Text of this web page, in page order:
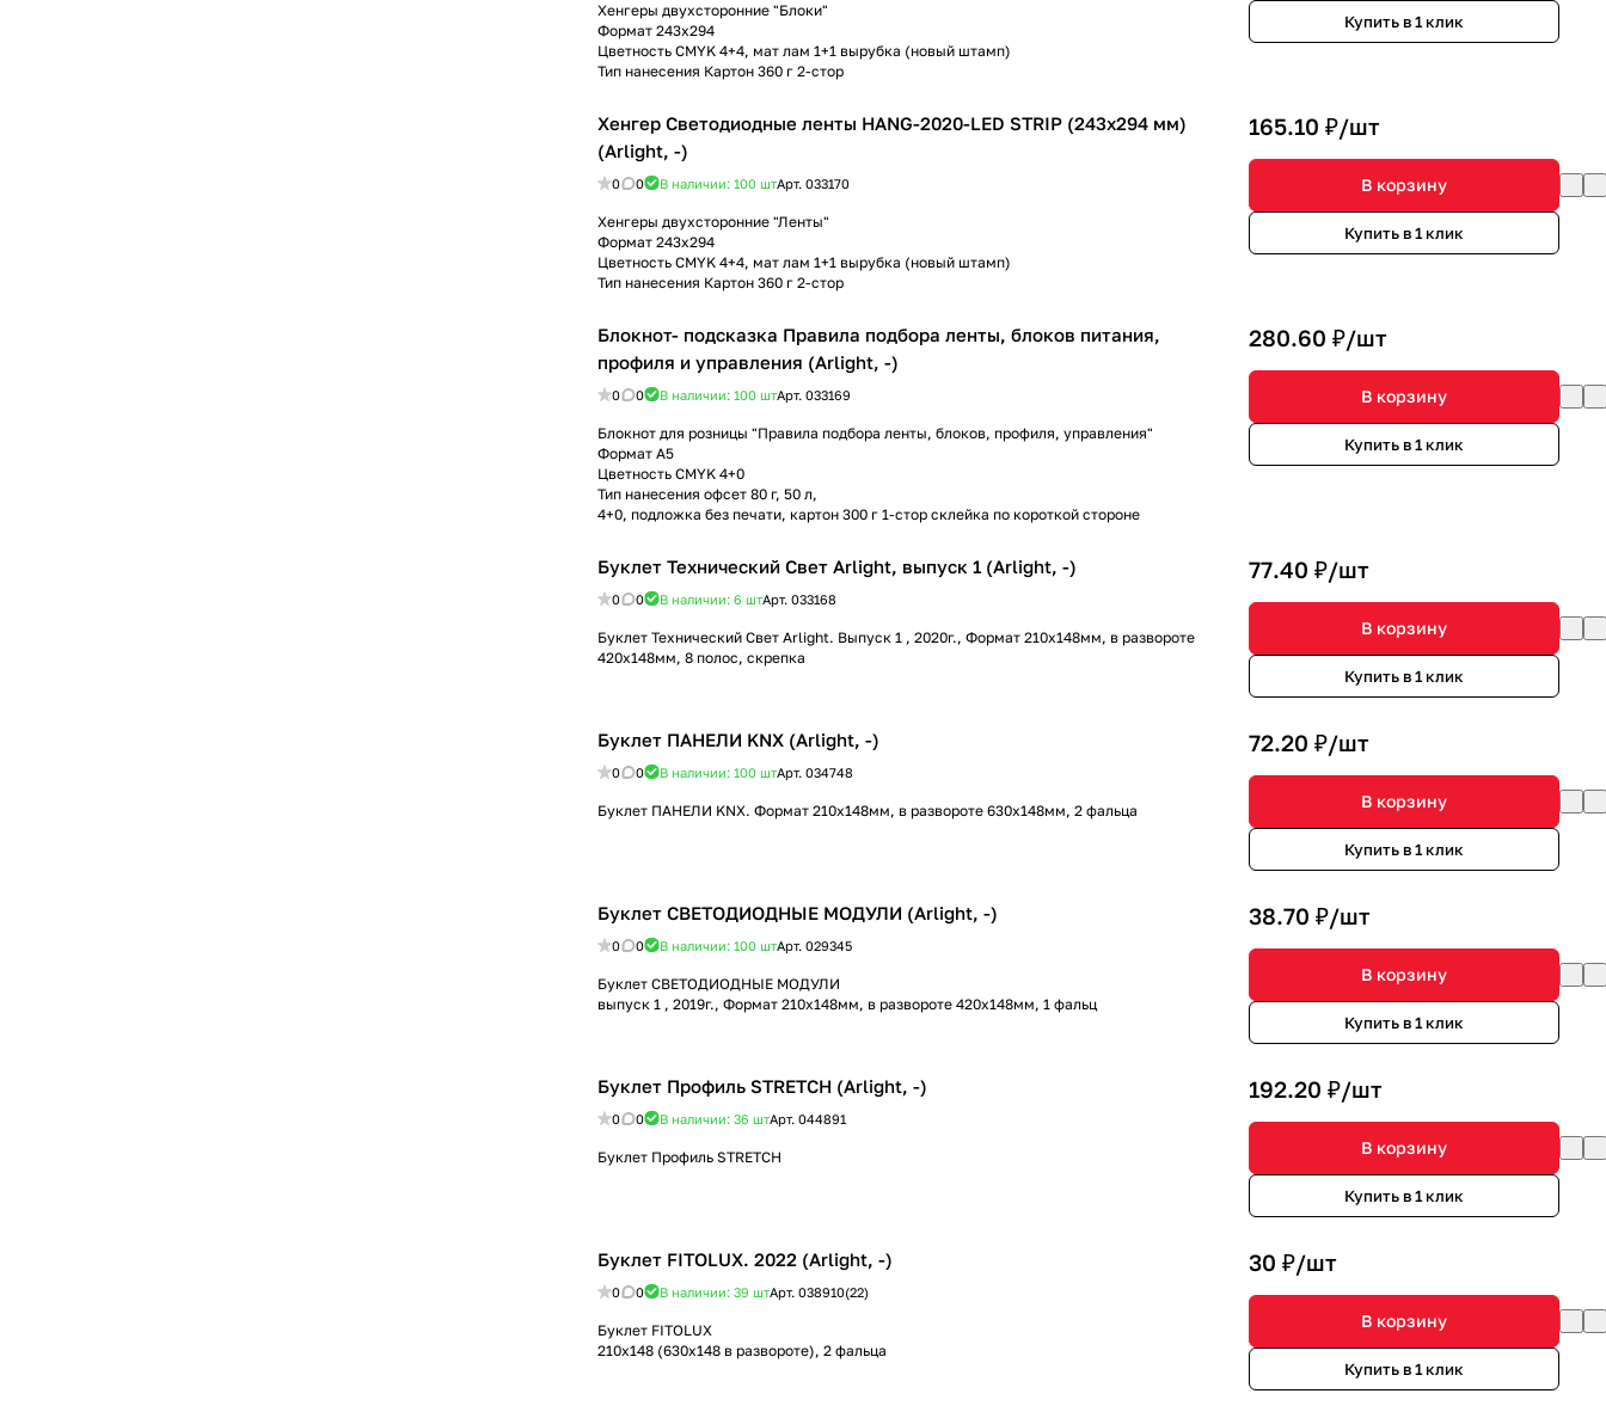
Хенгеры двухсторонние "Блоки"
Формат 243х294
Цветность CMYK 4+4, мат лам 1+1 вырубка (новый штамп)
Тип нанесения Картон 360 г 2-стор
Купить в 1 клик
Хенгер Светодиодные ленты HANG-2020-LED STRIP (243x294 мм)
(Arlight, -)
0 0 В наличии: 100 штАрт. 033170
Хенгеры двухсторонние "Ленты"
Формат 243х294
Цветность CMYK 4+4, мат лам 1+1 вырубка (новый штамп)
Тип нанесения Картон 360 г 2-стор
165.10 ₽/шт
В корзину
Купить в 1 клик
Блокнот- подсказка Правила подбора ленты, блоков питания,
профиля и управления (Arlight, -)
0 0 В наличии: 100 штАрт. 033169
Блокнот для розницы "Правила подбора ленты, блоков, профиля, управления"
Формат А5
Цветность CMYK 4+0
Тип нанесения офсет 80 г, 50 л,
4+0, подложка без печати, картон 300 г 1-стор склейка по короткой стороне
280.60 ₽/шт
В корзину
Купить в 1 клик
Буклет Технический Свет Arlight, выпуск 1 (Arlight, -)
0 0 В наличии: 6 штАрт. 033168
Буклет Технический Свет Arlight. Выпуск 1 , 2020г., Формат 210x148мм, в развороте
420x148мм, 8 полос, скрепка
77.40 ₽/шт
В корзину
Купить в 1 клик
Буклет ПАНЕЛИ KNX (Arlight, -)
0 0 В наличии: 100 штАрт. 034748
Буклет ПАНЕЛИ KNX. Формат 210x148мм, в развороте 630x148мм, 2 фальца
72.20 ₽/шт
В корзину
Купить в 1 клик
Буклет СВЕТОДИОДНЫЕ МОДУЛИ (Arlight, -)
0 0 В наличии: 100 штАрт. 029345
Буклет СВЕТОДИОДНЫЕ МОДУЛИ
выпуск 1 , 2019г., Формат 210x148мм, в развороте 420x148мм, 1 фальц
38.70 ₽/шт
В корзину
Купить в 1 клик
Буклет Профиль STRETCH (Arlight, -)
0 0 В наличии: 36 штАрт. 044891
Буклет Профиль STRETCH
192.20 ₽/шт
В корзину
Купить в 1 клик
Буклет FITOLUX. 2022 (Arlight, -)
0 0 В наличии: 39 штАрт. 038910(22)
Буклет FITOLUX
210х148 (630х148 в развороте), 2 фальца
30 ₽/шт
В корзину
Купить в 1 клик